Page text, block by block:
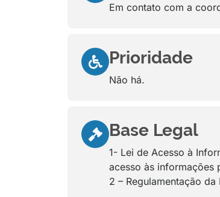
Em contato com a
Prioridade
Não há.
Base Legal
1- Lei de Acesso à
acesso às
2 – Regulamentação